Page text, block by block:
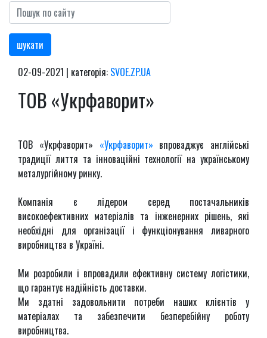
шукати
02-09-2021 | категорія: SVOE.ZP.UA
ТОВ «Укрфаворит»
ТОВ «Укрфаворит» «Укрфаворит» впроваджує англійські
традиції лиття та інноваційні технології на українському
металургійному ринку.
Компанія є лідером серед постачальників
високоефективних матеріалів та інженерних рішень, які
необхідні для організації і функціонування ливарного
виробництва в Україні.
Ми розробили і впровадили ефективну систему логістики,
що гарантує надійність доставки.
Ми здатні задовольнити потреби наших клієнтів у
матеріалах та забезпечити безперебійну роботу
виробництва.